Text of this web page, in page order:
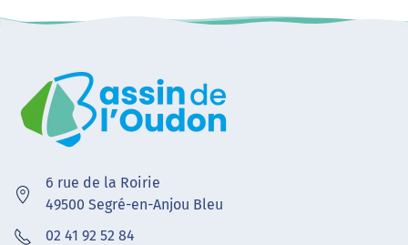
6 rue de la Roirie
49500 Segré-en-Anjou Bleu
02 41 92 52 84